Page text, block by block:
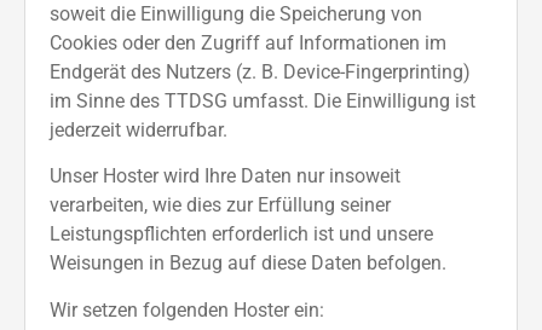
soweit die Einwilligung die Speicherung von
Cookies oder den Zugriff auf Informationen im
Endgerät des Nutzers (z. B. Device-Fingerprinting)
im Sinne des TTDSG umfasst. Die Einwilligung ist
jederzeit widerrufbar.
Unser Hoster wird Ihre Daten nur insoweit
verarbeiten, wie dies zur Erfüllung seiner
Leistungspflichten erforderlich ist und unsere
Weisungen in Bezug auf diese Daten befolgen.
Wir setzen folgenden Hoster ein: